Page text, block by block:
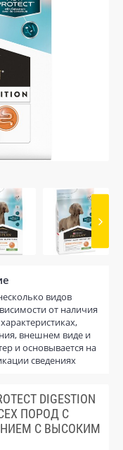
видов
от наличия
внешнем виде и
и основывается на
сведениях
DIGESTION
ПОРОД С
С ВЫСОКИМ